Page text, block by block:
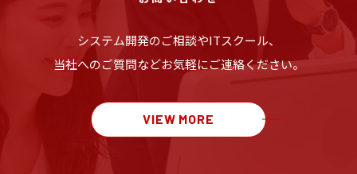
システム開発のご相談やITスクール、
当社へのご質問などお気軽にご連絡ください。
VIEW MORE